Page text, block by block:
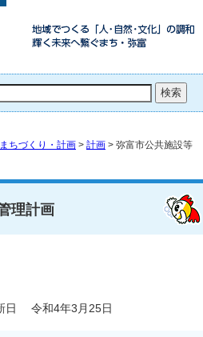
まちづくり・計画 > 計画 > 弥富市公共施設等
理計画
日 令和4年3月25日